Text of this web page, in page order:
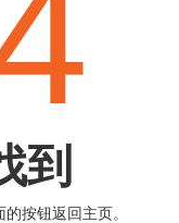
到
的按钮返回主页。